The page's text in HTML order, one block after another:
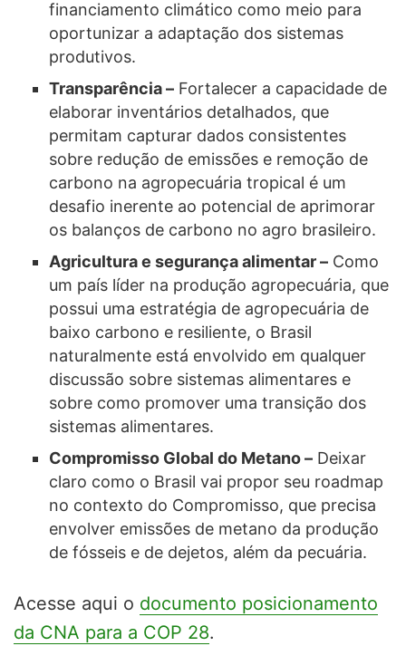
financiamento climático como meio para
oportunizar a adaptação dos sistemas
produtivos.
Transparência –Fortalecer a capacidade de
elaborar inventários detalhados, que
permitam capturar dados consistentes
sobre redução de emissões e remoção de
carbono na agropecuária tropical é um
desafio inerente ao potencial de aprimorar
os balanços de carbono no agro brasileiro.
Agricultura e segurança alimentar –Como
um país líder na produção agropecuária, que
possui uma estratégia de agropecuária de
baixo carbono e resiliente, o Brasil
naturalmente está envolvido em qualquer
discussão sobre sistemas alimentares e
sobre como promover uma transição dos
sistemas alimentares.
Compromisso Global do Metano –Deixar
claro como o Brasil vai propor seu roadmap
no contexto do Compromisso, que precisa
envolver emissões de metano da produção
de fósseis e de dejetos, além da pecuária.
Acesse aqui o documento posicionamento
da CNA para a COP 28.